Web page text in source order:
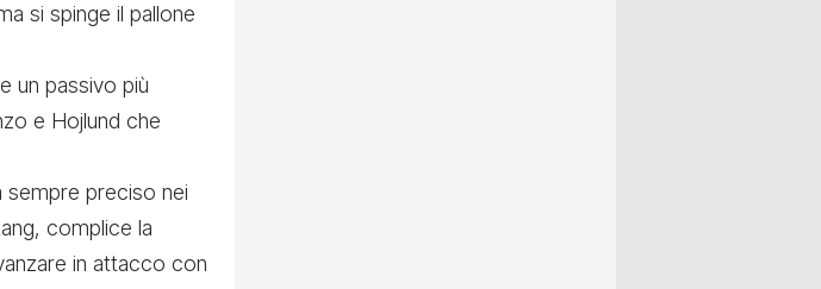
si spinge il pallone
un passivo più
e Hojlund che
sempre preciso nei
complice la
in attacco con